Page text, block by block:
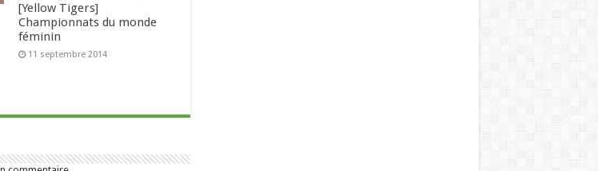
[Yellow Tigers]
Championnats du monde
féminin
11 septembre 2014